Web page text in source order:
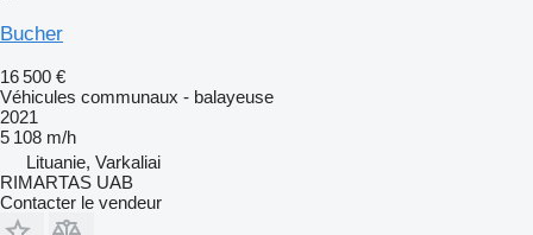
Bucher
16 500 €
Véhicules communaux - balayeuse
2021
5 108 m/h
Lituanie, Varkaliai
RIMARTAS UAB
Contacter le vendeur